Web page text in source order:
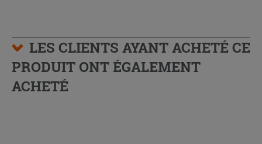
LES CLIENTS AYANT ACHETÉ CE
PRODUIT ONT ÉGALEMENT
ACHETÉ